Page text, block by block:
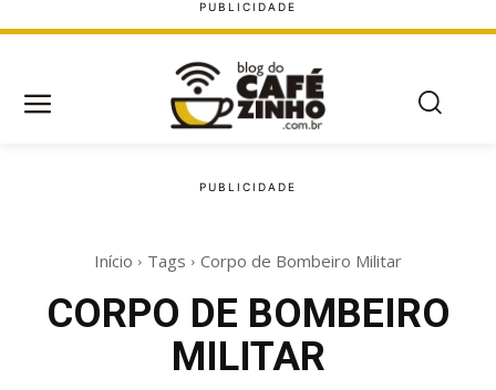
Início Tags Corpo de Bombeiro Militar
CORPO DE BOMBEIRO
MILITAR